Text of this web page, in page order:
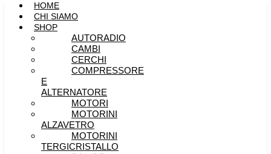
HOME
CHI SIAMO
SHOP
AUTORADIO
CAMBI
CERCHI
COMPRESSORE
E
ALTERNATORE
MOTORI
MOTORINI
ALZAVETRO
MOTORINI
TERGICRISTALLO